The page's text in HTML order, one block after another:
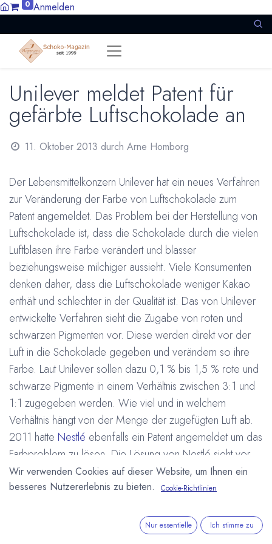
0 Anmelden
Unilever meldet Patent für
gefärbte Luftschokolade an
11. Oktober 2013 durch Arne Homborg
Der Lebensmittelkonzern Unilever hat ein neues Verfahren
zur Veränderung der Farbe von Luftschokolade zum
Patent angemeldet. Das Problem bei der Herstellung von
Luftschokolade ist, dass die Schokolade durch die vielen
Luftblasen ihre Farbe verändert und blasser
beziehungsweise milchiger aussieht. Viele Konsumenten
denken daher, dass die Luftschokolade weniger Kakao
enthält und schlechter in der Qualität ist. Das von Unilever
entwickelte Verfahren sieht die Zugabe von roten und
schwarzen Pigmenten vor. Diese werden direkt vor der
Luft in die Schokolade gegeben und verändern so ihre
Farbe. Laut Unilever sollen dazu 0,1 % bis 1,5 % rote und
schwarze Pigmente in einem Verhältnis zwischen 3:1 und
1:1 zugegeben werden. Wie viel und in welchem
Verhältnis hängt von der Menge der zugefügten Luft ab.
2011 hatte Nestlé ebenfalls ein Patent angemeldet um das
Farbproblem zu lösen. Die Lösung von Nestlé sieht vor
die Luftschokolade mit einem dünnen Film normaler
Schokolade zu überziehen. Unilver gehört zu den ganz
Schokolade aber vor allem als Überzug für Eisprodukte
ein. Erst vor kurzem hat das Unternehmen in
Wir verwenden Cookies auf dieser Website, um Ihnen ein
besseres Nutzererlebnis zu bieten.
Cookie-Richtlinien
Nur essentielle Ich stimme zu